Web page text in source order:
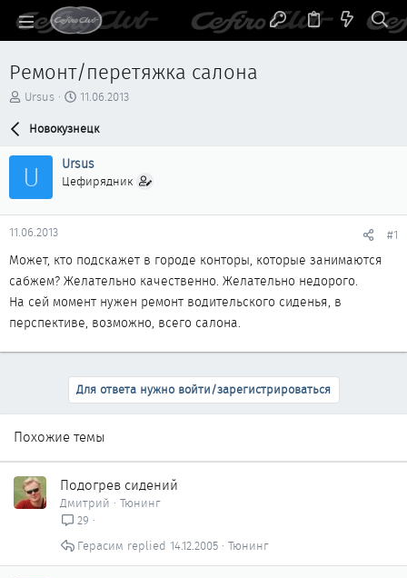
Ремонт/перетяжка салона
А
р
т
м
ы
Ursus
Д
т
н
а
ч
а
11.06.2013
Новокузнецк
U Ursus
Цефирядник
11.06.2013 #1
Может, кто подскажет в городе конторы, которые занимаются
сабжем? Желательно качественно. Желательно недорого.
На сей момент нужен ремонт водительского сиденья, в
перспективе, возможно, всего салона.
Для ответа нужно войти/зарегистрироваться
Похожие темы
Подогрев сидений
Дмитрий
Тюнинг
29
Тюнинг
14.12.2005
Герасим